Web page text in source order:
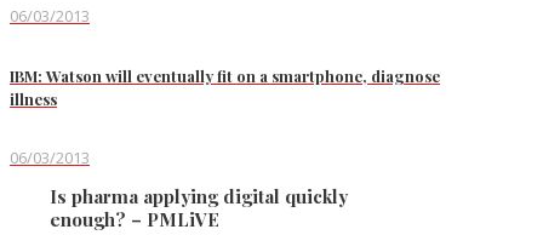
06/03/2013
IBM: Watson will eventually fit on a smartphone, diagnose
illness
06/03/2013
Is pharma applying digital quickly
enough? – PMLiVE